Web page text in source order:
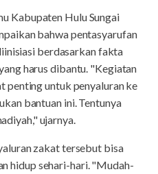
Kabupaten Hulu Sungai
bahwa pentasyarufan
berdasarkan fakta
harus dibantu. "Kegiatan
penting untuk penyaluran ke
bantuan ini. Tentunya
ujarnya.
zakat tersebut bisa
hidup sehari-hari. "Mudah-